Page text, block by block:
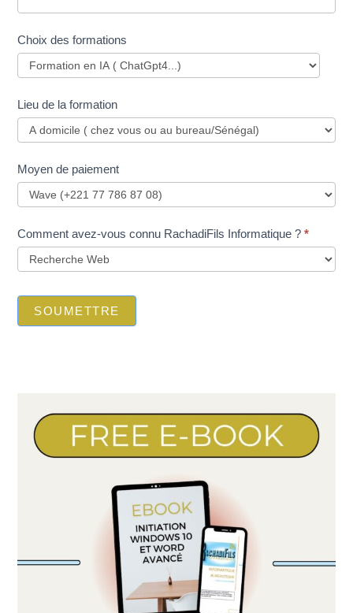
Choix des formations
Lieu de la formation
Moyen de paiement
Comment avez-vous connu RachadiFils Informatique ?*
SOUMETTRE